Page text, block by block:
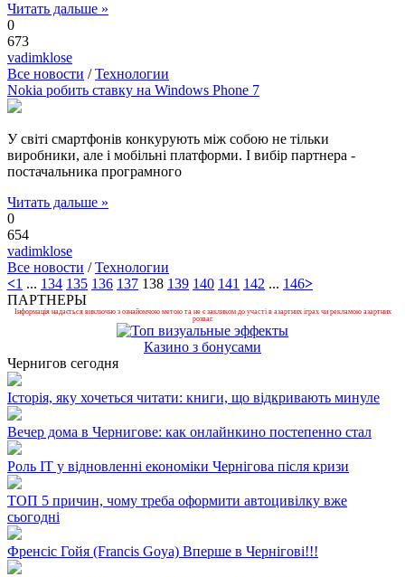
Читать дальше »
0
673
vadimklose
Все новости /Технологии
Nokia робить ставку на Windows Phone 7
У світі смартфонів конкурують між собою не тільки
виробники, але і мобільні платформи. І вибір партнера -
постачальника програмного
Читать дальше »
0
654
vadimklose
Все новости /Технологии
<1 ... 134 135 136 137 138 139 140 141 142 ... 146>
ПАРТНЕРЫ
Інформація надається виключно з ознайомчою метою та не є закликом до участі в азартних іграх чи рекламою азартних
розваг.
Казино з бонусами
Чернигов сегодня
Історія, яку хочеться читати: книги, що відкривають минуле
Вечер дома в Чернигове: как онлайнкино постепенно стал
Роль ІТ у відновленні економіки Чернігова після кризи
ТОП 5 причин, чому треба оформити автоцивілку вже
сьогодні
Френсіс Гойя (Francis Goya) Вперше в Чернігові!!!